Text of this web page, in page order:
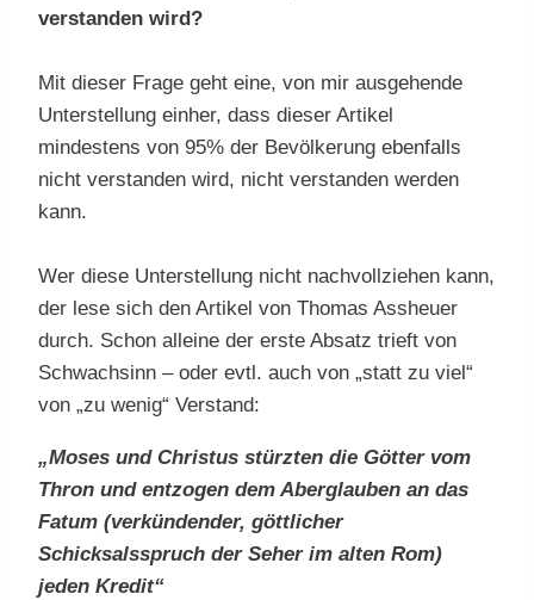
verstanden wird?
Mit dieser Frage geht eine, von mir ausgehende
Unterstellung einher, dass dieser Artikel
mindestens von 95% der Bevölkerung ebenfalls
nicht verstanden wird, nicht verstanden werden
kann.
Wer diese Unterstellung nicht nachvollziehen kann,
der lese sich den Artikel von Thomas Assheuer
durch. Schon alleine der erste Absatz trieft von
Schwachsinn – oder evtl. auch von „statt zu viel“
von „zu wenig“ Verstand:
„Moses und Christus stürzten die Götter vom
Thron und entzogen dem Aberglauben an das
Fatum (verkündender, göttlicher
Schicksalsspruch der Seher im alten Rom)
jeden Kredit“